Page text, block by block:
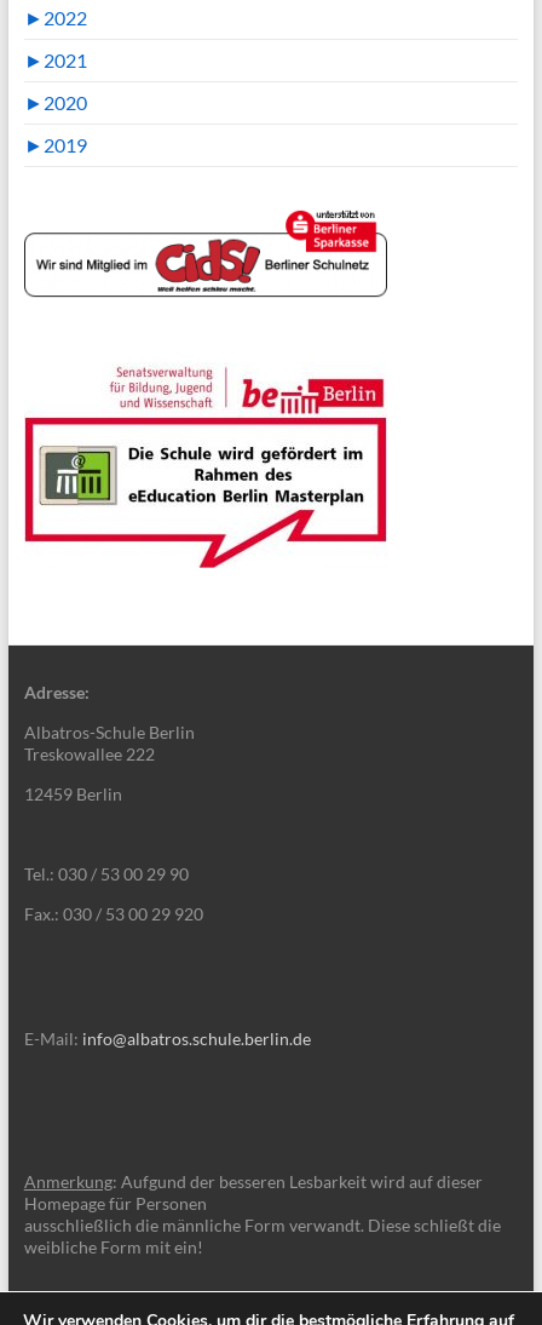
► 2022
► 2021
► 2020
► 2019
Adresse:
Albatros-Schule Berlin
Treskowallee 222
12459 Berlin
Tel.: 030 / 53 00 29 90
Fax.: 030 / 53 00 29 920
E-Mail: info@albatros.schule.berlin.de
Anmerkung: Aufgund der besseren Lesbarkeit wird auf dieser
Homepage für Personen
ausschließlich die männliche Form verwandt. Diese schließt die
weibliche Form mit ein!